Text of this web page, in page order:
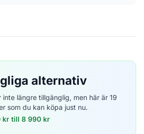
alternativ
längre tillgänglig, men här är 19
som du kan köpa just nu.
kr till 8 990 kr